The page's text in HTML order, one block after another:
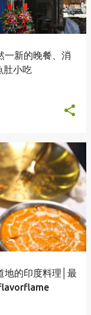
一新的晚餐、消
肚小吃
地的印度料理│最